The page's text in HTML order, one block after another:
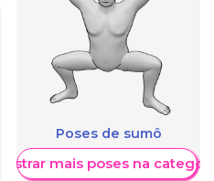
Poses de sumô
Mostrar mais poses na